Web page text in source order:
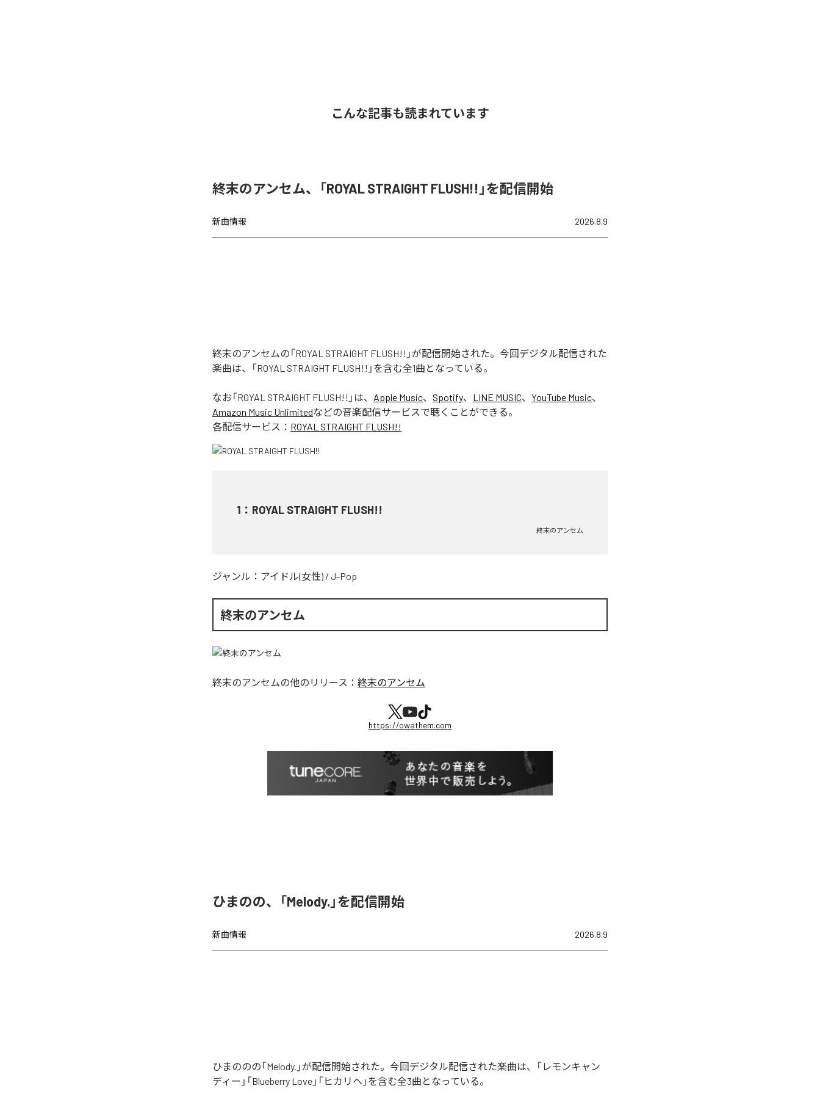
こんな記事も読まれています
終末のアンセム、「ROYAL STRAIGHT FLUSH!!」を配信開始
新曲情報 2026.8.9
終末のアンセムの「ROYAL STRAIGHT FLUSH!!」が配信開始された。今回デジタル配信された
楽曲は、「ROYAL STRAIGHT FLUSH!!」を含む全1曲となっている。
なお「ROYAL STRAIGHT FLUSH!! 」は、 Apple Music、 Spotify、 LINE MUSIC、 YouTube Music、
Amazon Music Unlimitedなどの音楽配信サービスで聴くことができる。
各配信サービス： ROYAL STRAIGHT FLUSH!!
1 ： ROYAL STRAIGHT FLUSH!!
終末のアンセム
ジャンル： アイドル(女性) / J-Pop
終末のアンセム
終末のアンセムの他のリリース： 終末のアンセム
https://owathem.com
ひまのの、「Melody.」を配信開始
新曲情報 2026.8.9
ひまののの「Melody.」が配信開始された。今回デジタル配信された楽曲は、「レモンキャン
ディー」「Blueberry Love」「ヒカリヘ」を含む全3曲となっている。